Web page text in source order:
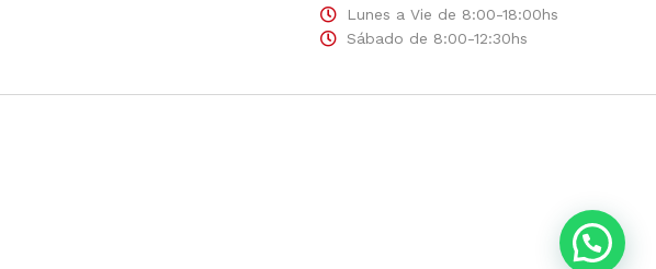
Lunes a Vie de 8:00-18:00hs
Sábado de 8:00-12:30hs